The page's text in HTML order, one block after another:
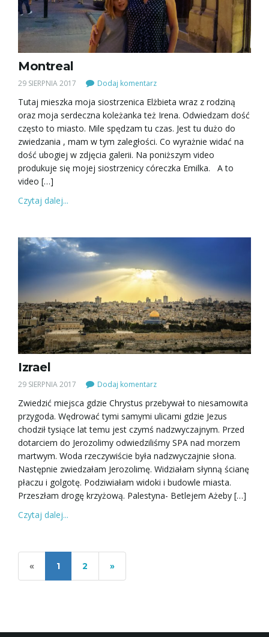
Montreal
29 SIERPNIA 2017 Dodaj komentarz
Tutaj mieszka moja siostrzenica Elżbieta wraz z rodziną
oraz moja serdeczna koleżanka też Irena. Odwiedzam dość
często to miasto. Mile spędzam tu czas. Jest tu dużo do
zwiedzania , mam w tym zaległości. Co wyrażnie widać na
dość ubogiej w zdjęcia galerii. Na poniższym video
produkuje się mojej siostrzenicy córeczka Emilka. A to
video […]
Czytaj dalej...
Izrael
29 SIERPNIA 2017 Dodaj komentarz
Zwiedzić miejsca gdzie Chrystus przebywał to niesamowita
przygoda. Wędrować tymi samymi ulicami gdzie Jezus
chodził tysiące lat temu jest czymś nadzwyczajnym. Przed
dotarciem do Jerozolimy odwiedziliśmy SPA nad morzem
martwym. Woda rzeczywiście była nadzwyczajnie słona.
Następnie zwiedzałam Jerozolimę. Widziałam słynną ścianę
płaczu i golgotę. Podziwiałam widoki i budowle miasta.
Przeszłam drogę krzyżową. Palestyna- Betlejem Ażeby […]
Czytaj dalej...
« 1 2 »